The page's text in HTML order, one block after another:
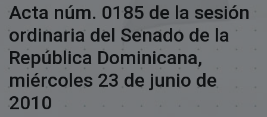
Acta núm. 0185 de la sesión
ordinaria del Senado de la
República Dominicana,
miércoles 23 de junio de
2010